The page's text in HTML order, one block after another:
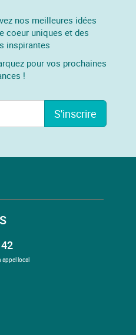
nos meilleures idées
coeur uniques et des
inspirantes
pour vos prochaines
!
S'inscrire
appel local